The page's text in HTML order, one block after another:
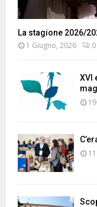
La stagione 2026/
1 Giugno, 2026 0
XVI